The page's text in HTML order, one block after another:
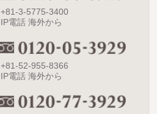
+81-3-5775-3400
IP電話 海外から
+81-52-955-8366
IP電話 海外から